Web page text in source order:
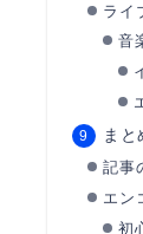
ライ
音
まと
記事
エン
初